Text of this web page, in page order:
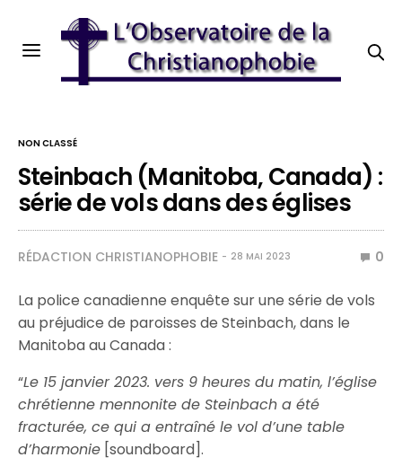
NON CLASSÉ
Steinbach (Manitoba, Canada) :
série de vols dans des églises
RÉDACTION CHRISTIANOPHOBIE 28 MAI 2023 0
La police canadienne enquête sur une série de vols
au préjudice de paroisses de Steinbach, dans le
Manitoba au Canada :
“Le 15 janvier 2023. vers 9 heures du matin, l’église
chrétienne mennonite de Steinbach a été
fracturée, ce qui a entraîné le vol d’une table
d’harmonie [soundboard].